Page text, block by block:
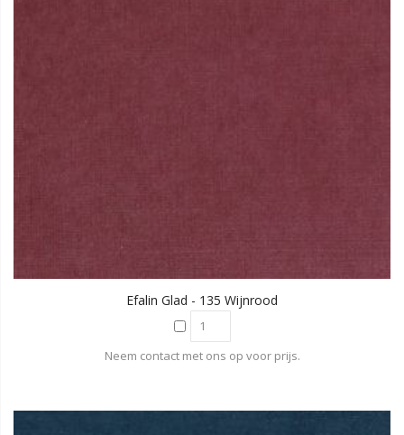
Efalin Glad - 135 Wijnrood
Neem contact met ons op voor prijs.